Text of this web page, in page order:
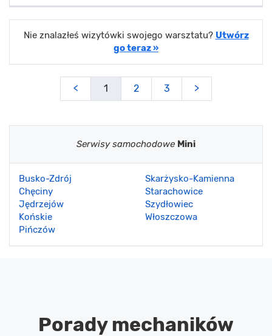
Nie znalazłeś wizytówki swojego warsztatu? Utwórz
go teraz »
< 1 2 3 >
Serwisy samochodowe Mini
Busko-Zdrój
Chęciny
Jędrzejów
Końskie
Pińczów
Skarżysko-Kamienna
Starachowice
Szydłowiec
Włoszczowa
Porady mechaników